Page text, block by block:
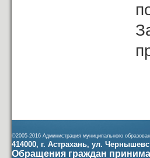
©2005-2016 Администрация муниципального
414000, г. Астрахань, ул.
Обращения граждан